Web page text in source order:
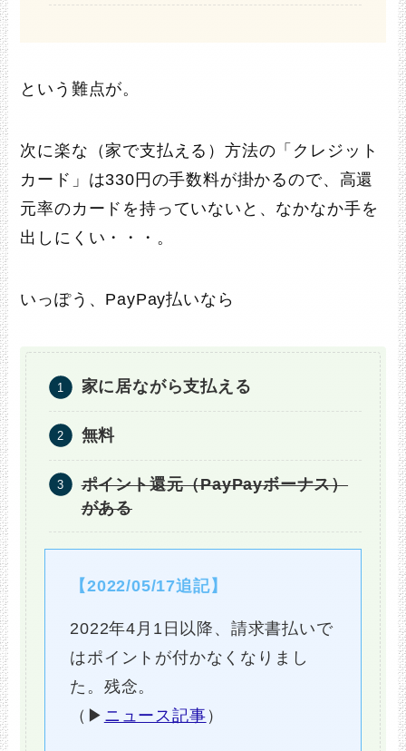
という難点が。
次に楽な（家で支払える）方法の「クレジット
カード」は330円の手数料が掛かるので、高還
元率のカードを持っていないと、なかなか手を
出しにくい・・・。
いっぽう、PayPay払いなら
家に居ながら支払える
無料
ポイント還元（PayPayボーナス）
がある
【2022/05/17追記】
2022年4月1日以降、請求書払いで
はポイントが付かなくなりまし
た。残念。
（▶ ニュース記事 ）